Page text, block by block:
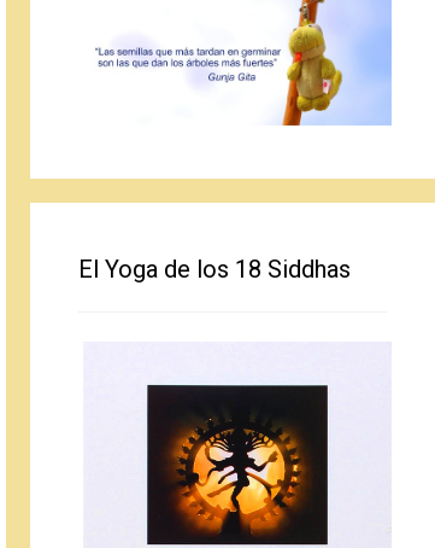
El Yoga de los 18 Siddhas